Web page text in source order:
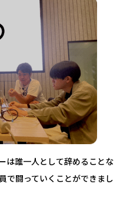
は誰一人として辞めることな
で闘っていくことができまし